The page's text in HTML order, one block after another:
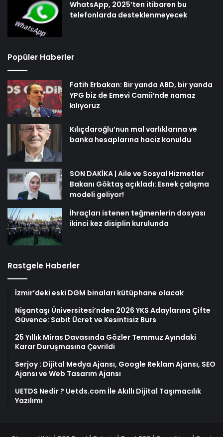
WhatsApp, 2025’ten itibaren bu
telefonlarda desteklenmeyecek
Popüler Haberler
Fatih Erbakan: Bir yanda ABD, bir yanda
YPG biz de Emevi Camii’nde namaz
kılıyoruz
Kılıçdaroğlu’nun mal varlıklarına ve
banka hesaplarına haciz konuldu
SON DAKİKA | Aile ve Sosyal Hizmetler
Bakanı Göktaş açıkladı: Esnek çalışma
modeli geliyor!
İhraçları istenen teğmenlerin dosyası
ikinci kez disiplin kurulunda
Rastgele Haberler
İzmir’deki eski DGM binaları kütüphane olacak
Nişantaşı Üniversitesi’nden 2026 YKS Adaylarına Çifte
Güvence: Sabit Ücret ve Kesintisiz Burs
25 Yıllık Miras Davasında Gözler Temmuz Ayındaki
Karar Duruşmasına Çevrildi
Serjoy : Dijital Medya Ajansı, Google Reklam Ajansı, SEO
Ajansı ve Web Tasarım Ajansı
UETDS Nedir ? Uetds.com İle Akıllı Dijital Taşımacılık
Yazılımı